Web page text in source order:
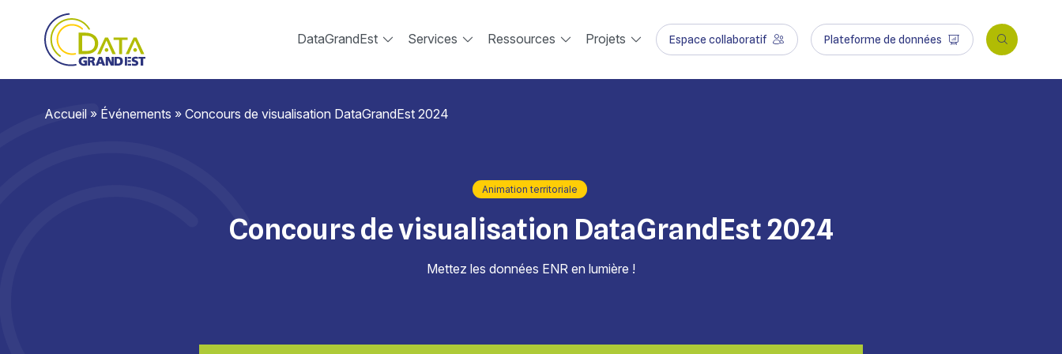
DataGrandEst Services Ressources Projets Espace collaboratif Plateforme de données
Accueil » Événements » Concours de visualisation DataGrandEst 2024
Animation territoriale
Concours de visualisation DataGrandEst 2024
Mettez les données ENR en lumière !